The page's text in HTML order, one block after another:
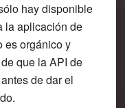
hay disponible
la aplicación de
es orgánico y
que la API de
de dar el